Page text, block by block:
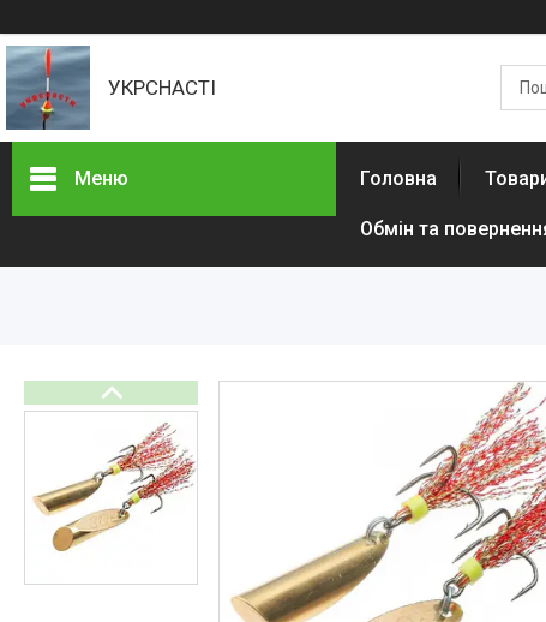
УКРСНАСТІ
Меню Головна
Обмін та